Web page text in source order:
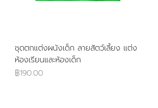
ชุดตกแต่งผนังเด็ก ลายสัตว์เลี้ยง แต่ง
ห้องเรียนและห้องเด็ก
ราคา
฿190.00